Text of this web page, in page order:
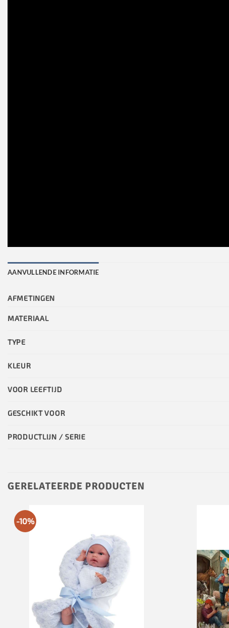
AANVULLENDE INFORMATIE
AFMETINGEN
MATERIAAL
TYPE
KLEUR
VOOR LEEFTIJD
GESCHIKT VOOR
PRODUCTLIJN / SERIE
GERELATEERDE PRODUCTEN
-10%